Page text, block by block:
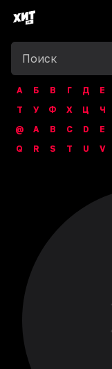
А Б В Г Д Е
Т
У Ф Х Ц Ч
@
A B C D E
Q
R S T U V